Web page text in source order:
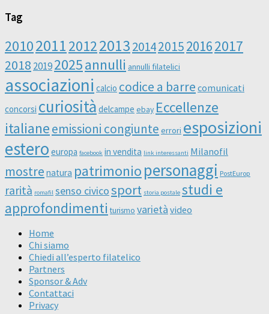
Tag
20102011201220132014201520162017
2018 20192025annulli annulli filatelici
associazioni calcio codice a barre comunicati
concorsi curiosità delcampe ebay Eccellenze
italianeemissioni congiunte errori esposizioni
estero europa facebook in vendita link interessanti Milanofil
mostre natura patrimonio personaggi PostEurop
rarità romafil senso civicosport storia postale studi e
approfondimenti turismo varietà video
Home
Chi siamo
Chiedi all’esperto filatelico
Partners
Sponsor & Adv
Contattaci
Privacy